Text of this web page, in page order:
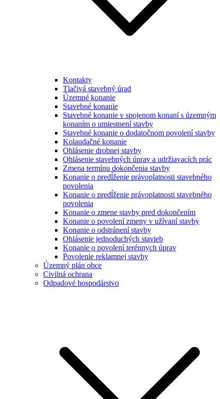
Kontakty
Tlačivá stavebný úrad
Územné konanie
Stavebné konanie
Stavebné konanie v spojenom konaní s územným
konaním o umiestnení stavby
Stavebné konanie o dodatočnom povolení stavby
Kolaudačné konanie
Ohlásenie drobnej stavby
Ohlásenie stavebných úprav a udržiavacích prác
Zmena termínu dokončenia stavby
Konanie o predĺženie právoplatnosti stavebného
povolenia
Konanie o predĺženie právoplatnosti stavebného
povolenia
Konanie o zmene stavby pred dokončením
Konanie o povolení zmeny v užívaní stavby
Konanie o odstránení stavby
Ohlásenie jednoduchých stavieb
Konanie o povolení terénnych úprav
Povolenie reklamnej stavby
Územný plán obce
Civilná ochrana
Odpadové hospodárstvo